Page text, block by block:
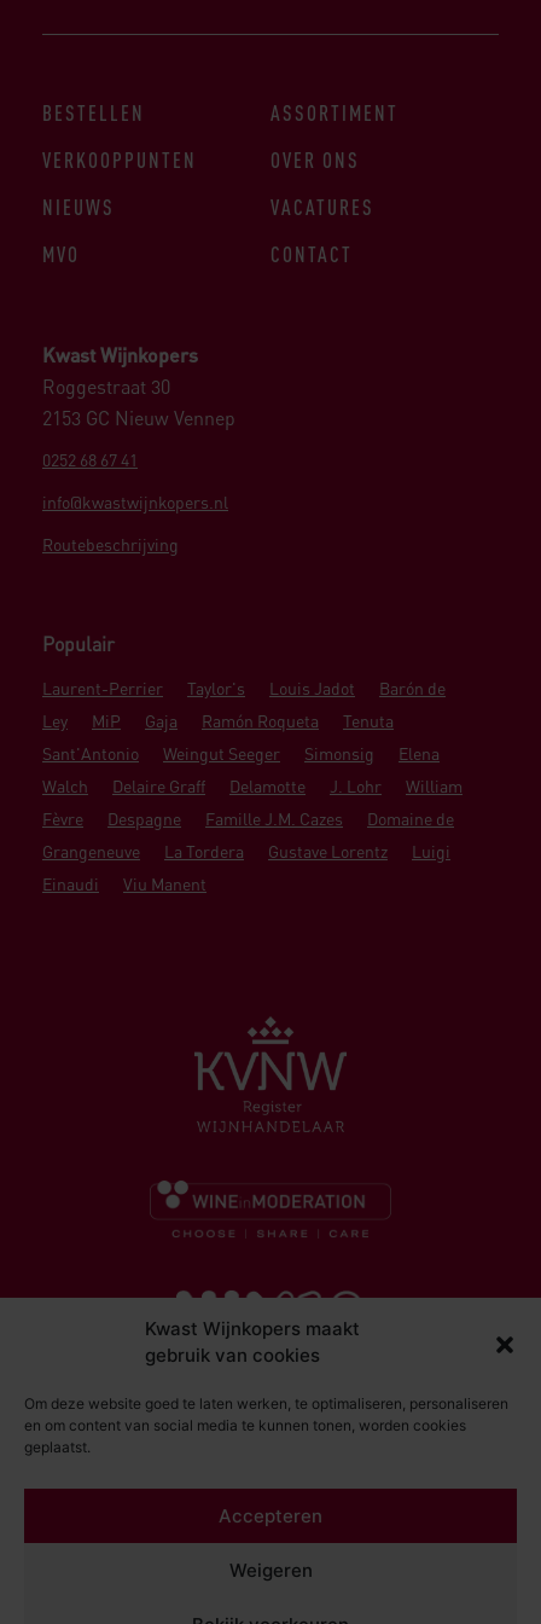
Kwast Wijnkopers maakt
gebruik van cookies
Om deze website goed te laten werken, te optimaliseren, personaliseren
en om content van social media te kunnen tonen, worden cookies
geplaatst.
Accepteren
Weigeren
Kwast Wijnkopers
Roggestraat 30
2153 GC Nieuw Vennep
0252 68 67 41
info@kwastwijnkopers.nl
Routebeschrijving
Populair
Laurent-Perrier Taylor's Louis Jadot
Barón de
Ley
MiP Gaja Ramón Roqueta
Tenuta
Sant'Antonio
Weingut Seeger Simonsig
Elena
Walch
Delaire Graff Delamotte J. Lohr
William
Fèvre
Despagne Famille J.M. Cazes
Domaine de
Grangeneuve
La Tordera Gustave Lorentz
Luigi
Einaudi
Viu Manent
BESTELLEN
ASSORTIMENT
VERKOOPPUNTEN
OVER ONS
NIEUWS
VACATURES
MVO
CONTACT
DISCLAIMER
ALGEMENE VOORWAARDEN